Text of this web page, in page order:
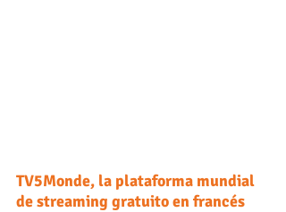
TV5Monde, la plataforma mundial
de streaming gratuito en francés